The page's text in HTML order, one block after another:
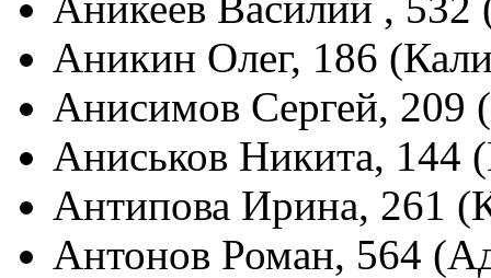
Аникин Олег, 186
Анисимов Сергей, 209
Аниськов Никита, 144
Антипова Ирина, 261
Антонов Роман, 564